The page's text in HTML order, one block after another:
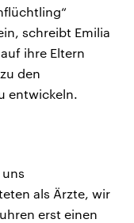
schreibt Emilia
ihre Eltern
den
entwickeln.
als Ärzte, wir
erst einen